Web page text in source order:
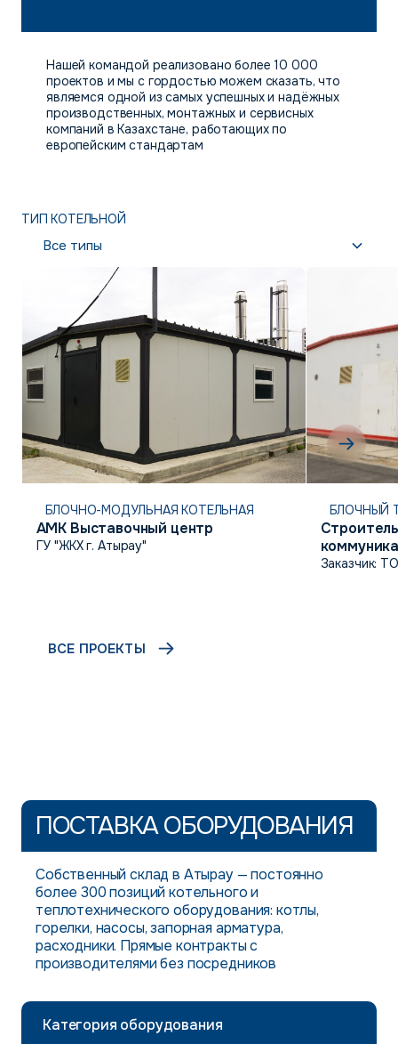
Нашей командой реализовано более 10 000
проектов и мы с гордостью можем сказать, что
являемся одной из самых успешных и надёжных
производственных, монтажных и сервисных
компаний в Казахстане, работающих по
европейским стандартам
ТИП КОТЕЛЬНОЙ
БЛОЧНО-МОДУЛЬНАЯ КОТЕЛЬНАЯ
АМК Выставочный центр
ГУ "ЖКХ г. Атырау"
БЛОЧНЫЙ
Заказчик:
ВСЕ ПРОЕКТЫ
ПОСТАВКА ОБОРУДОВАНИЯ
Собственный склад в Атырау — постоянно
более 300 позиций котельного и
теплотехнического оборудования: котлы,
горелки, насосы, запорная арматура,
расходники. Прямые контракты с
производителями без посредников
Категория оборудования